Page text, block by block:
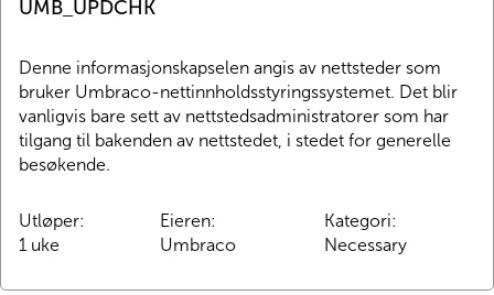
UMB_UPDCHK
Denne informasjonskapselen angis av nettsteder som
bruker Umbraco-nettinnholdsstyringssystemet. Det blir
vanligvis bare sett av nettstedsadministratorer som har
tilgang til bakenden av nettstedet, i stedet for generelle
besøkende.
Utløper:
1 uke
Eieren:
Umbraco
Kategori:
Necessary